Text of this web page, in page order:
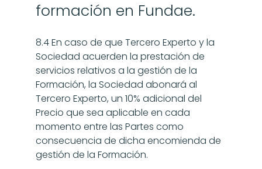
formación en Fundae.
8.4 En caso de que Tercero Experto y la
Sociedad acuerden la prestación de
servicios relativos a la gestión de la
Formación, la Sociedad abonará al
Tercero Experto, un 10% adicional del
Precio que sea aplicable en cada
momento entre las Partes como
consecuencia de dicha encomienda de
gestión de la Formación.